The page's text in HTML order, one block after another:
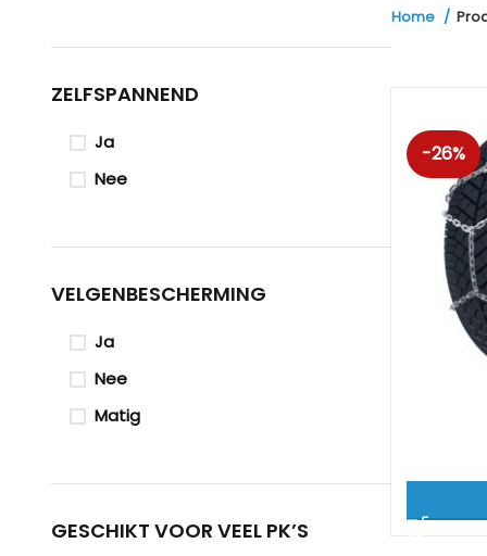
Home
-26%
ZELFSPANNEND
Ja
Nee
VELGENBESCHERMING
Ja
Nee
Matig
GESCHIKT VOOR VEEL PK’S